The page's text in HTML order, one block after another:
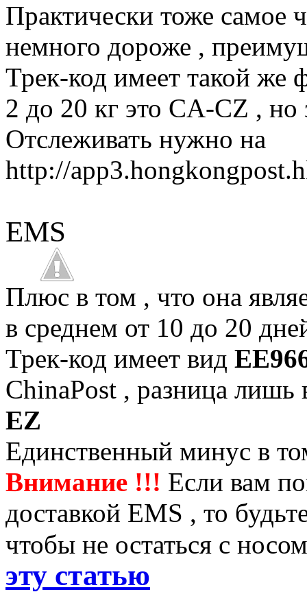
Практически тоже самое
немного дороже ,
Трек-код имеет такой же
2 до 20 кг это CA-CZ , но
Отслеживать нужно на
http://
EMS
Плюс в том , что она
в среднем от 10 до 20
Трек-код имеет вид
ChinaPost , разница лишь
EZ
Единственный минус в
Внимание !!! Если вам
доставкой EMS , то
чтобы не остаться с
эту статью